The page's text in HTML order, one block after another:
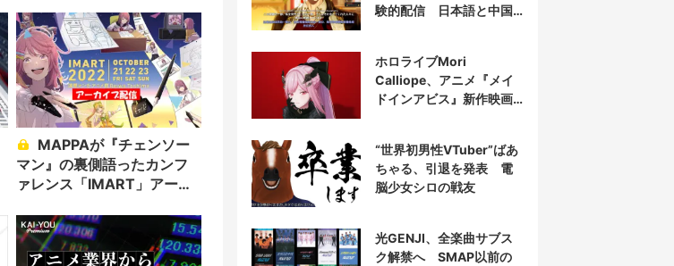
マン』の裏側語ったカンフ
ァレンス「IMART」アーカ
験的配信 日本語と中国
ホロライブMori
Calliope、アニメ『メイ
ドインアビス』新作映画
“世界初男性VTuber”ばあ
ちゃる、引退を発表 電
脳少女シロの戦友
光GENJI、全楽曲サブス
ク解禁へ SMAP以前の